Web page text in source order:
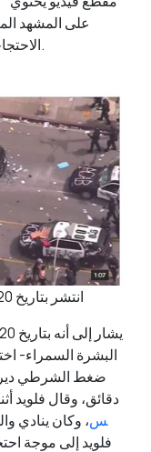
الاحتجاجات التي خرجت تنديدًا بمقتل جورج فلويد.
الفيديو عبر موقع "Sky News" \ انتشر بتاريخ 31.5.2020
يشار إلى أنه بتاريخ 25.5.2020 قضى
البشرة السمراء-
ضغط الشرطي
دقائق، وقال فلويد أثناء
س، وكان ينادي
فلويد إلى موجة